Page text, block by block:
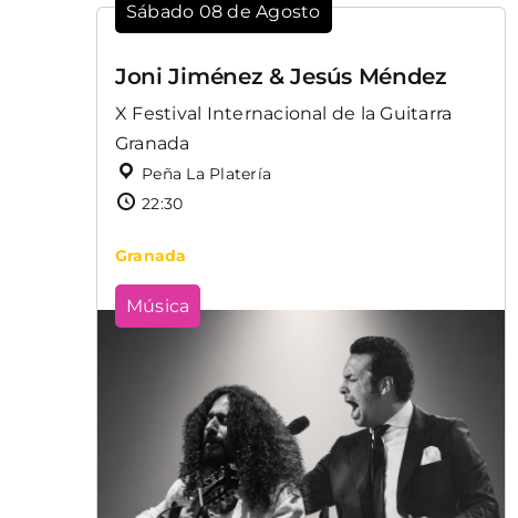
Sábado 08 de Agosto
Joni Jiménez & Jesús Méndez
X Festival Internacional de la Guitarra
Granada
Peña La Platería
22:30
Granada
Música